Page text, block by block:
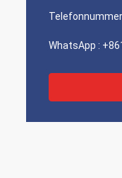
WhatsApp :